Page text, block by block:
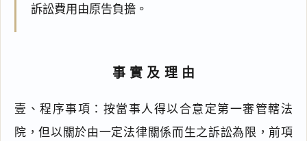
訴訟費用由原告負擔。
事實及理由
壹、程序事項：按當事人得以合意定第一審管轄法
院，但以關於由一定法律關係而生之訴訟為限，前項